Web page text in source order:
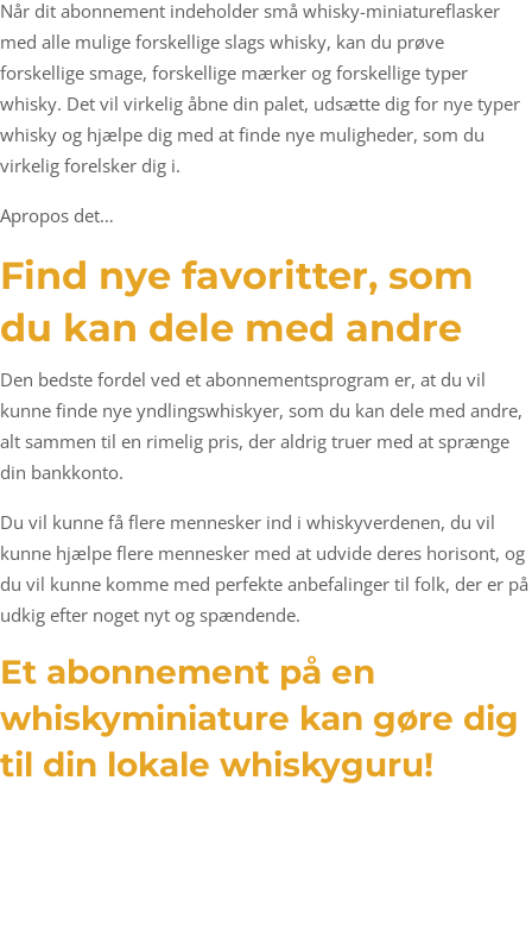
Når dit abonnement indeholder små whisky-miniatureflasker
med alle mulige forskellige slags whisky, kan du prøve
forskellige smage, forskellige mærker og forskellige typer
whisky. Det vil virkelig åbne din palet, udsætte dig for nye typer
whisky og hjælpe dig med at finde nye muligheder, som du
virkelig forelsker dig i.
Apropos det…
Find nye favoritter, som
du kan dele med andre
Den bedste fordel ved et abonnementsprogram er, at du vil
kunne finde nye yndlingswhiskyer, som du kan dele med andre,
alt sammen til en rimelig pris, der aldrig truer med at sprænge
din bankkonto.
Du vil kunne få flere mennesker ind i whiskyverdenen, du vil
kunne hjælpe flere mennesker med at udvide deres horisont, og
du vil kunne komme med perfekte anbefalinger til folk, der er på
udkig efter noget nyt og spændende.
Et abonnement på en
whiskyminiature kan gøre dig
til din lokale whiskyguru!